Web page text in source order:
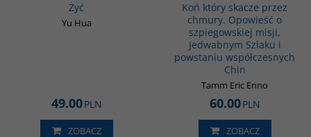
Żyć
Yu Hua
49.00PLN
ZOBACZ
Koń który skacze przez
chmury. Opowieść o
szpiegowskiej misji,
Jedwabnym Szlaku i
powstaniu współczesnych
Chin
Tamm Eric Enno
60.00PLN
ZOBACZ